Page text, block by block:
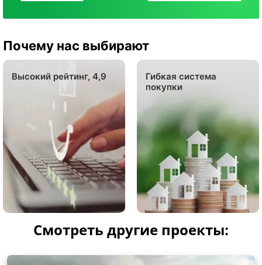
Почему нас выбирают
Высокий рейтинг, 4,9
Гибкая система
покупки
Смотреть другие проекты: